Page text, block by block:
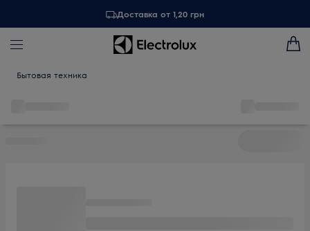
Доставка от 1,20 грн
Бытовая техника